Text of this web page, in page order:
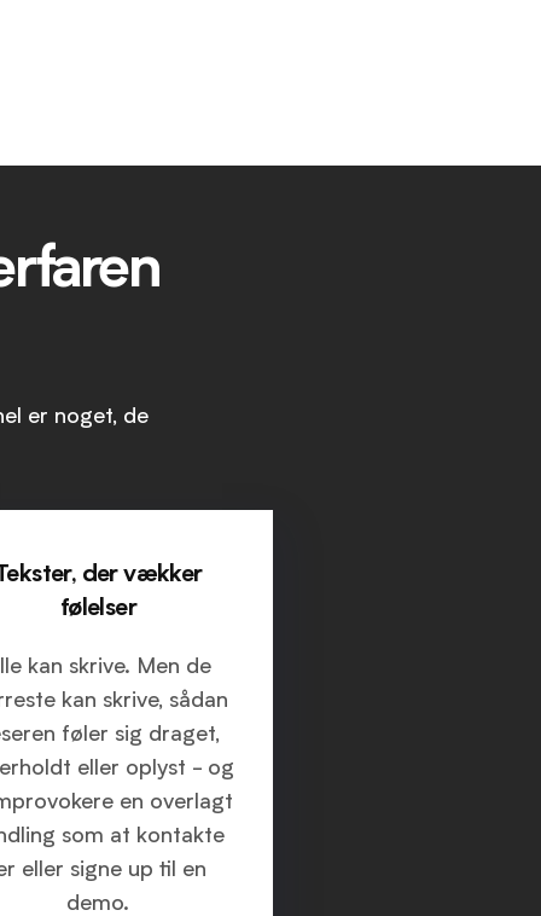
er noget, de
der vækker
følelser
kan skrive. Men de
kan skrive, sådan
føler sig draget,
eller oplyst - og
en overlagt
som at kontakte
eller signe up til en
demo.